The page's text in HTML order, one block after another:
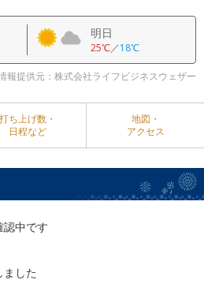
明日
25℃／18℃
報提供元：株式会社ライフビジネスウェザー
打ち上げ数・
日程など
地図・
アクセス
認中です
した